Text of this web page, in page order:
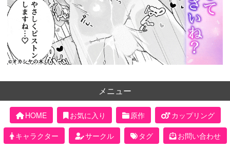
メニュー
HOME お気に入り 原作
カップリング
キャラクター
サークル タグ お問い合わせ